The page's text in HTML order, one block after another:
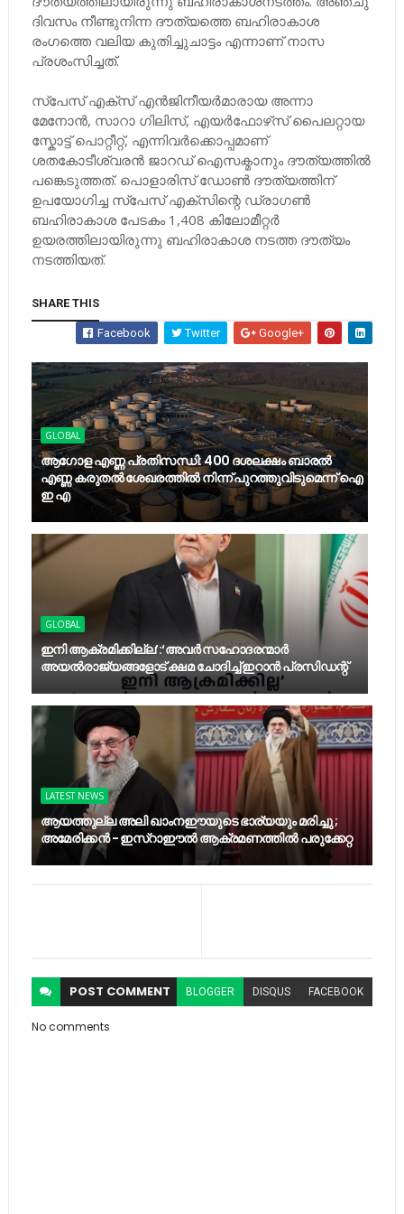
ദിവസം നീണ്ടുനിന്ന ദൗത്യത്തെ ബഹിരാകാശ
രംഗത്തെ വലിയ കുതിച്ചുചാട്ടം എന്നാണ് നാസ
പ്രശംസിച്ചത്.
സ്‌പേസ് എക്‌സ് എൻജിനീയർമാരായ അന്നാ
മേനോൻ, സാറാ ഗിലിസ്, എയർഫോഴ്‌സ് പൈലറ്റായ
സ്കോട്ട് പൊറ്റീറ്റ്, എന്നിവർക്കൊപ്പമാണ്
ശതകോടീശ്വരൻ ജാറഡ് ഐസക്മാനും ദൗത്യത്തിൽ
പങ്കെടുത്തത്. പൊളാരിസ് ഡോൺ ദൗത്യത്തിന്
ഉപയോഗിച്ച സ്പേസ് എക്സിന്റെ ഡ്രാഗൺ
ബഹിരാകാശ പേടകം 1,408 കിലോമീറ്റർ
ഉയരത്തിലായിരുന്നു ബഹിരാകാശ നടത്ത ദൗത്യം
നടത്തിയത്.
SHARE THIS
Facebook Twitter Google+
GLOBAL
ആഗോള എണ്ണ പ്രതിസന്ധി: 400 ദശലക്ഷം ബാരൽ
എണ്ണ കരുതൽ ശേഖരത്തിൽ നിന്ന് പുറത്തുവിടുമെന്ന് ഐ
ഇ എ
GLOBAL
ഇനി ആക്രമിക്കില്ല’:‘അവർ സഹോദരന്മാർ
അയല്‍രാജ്യങ്ങളോട് ക്ഷമ ചോദിച്ച് ഇറാൻ പ്രസിഡന്റ്
LATEST NEWS
ആയത്തുല്ല അലി ഖാംനഈയുടെ ഭാര്യയും മരിച്ചു ;
അമേരിക്കൻ - ഇസ്റാഈൽ ആക്രമണത്തിൽ പരുക്കേറ്റ
POST COMMENT BLOGGER DISQUS FACEBOOK
No comments